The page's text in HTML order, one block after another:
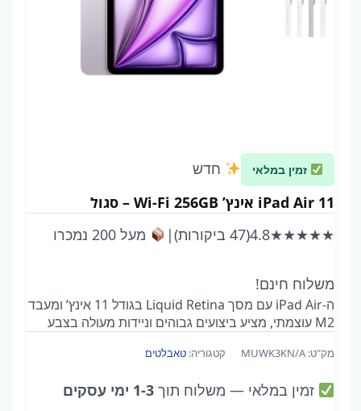
זמין במלאי
חדש
iPad Air 11 אינץ’ Wi-Fi 256GB – סגול
★★★★★
4.8(47 ביקורות) | מעל 200 נמכרו
משלוח חינם!
ה-iPad Air עם מסך בגודל אינץ’ ומעבד
M2 עוצמתי, מציע ביצועים גבוהים וניידות מעולה בצבע
Fi בלבדונפחאחסון של256GB. מק"ט: MUWK3KN/A קטגוריה: טאבלטים
זמין במלאי — משלוח תוך1-3 ימי עסקים